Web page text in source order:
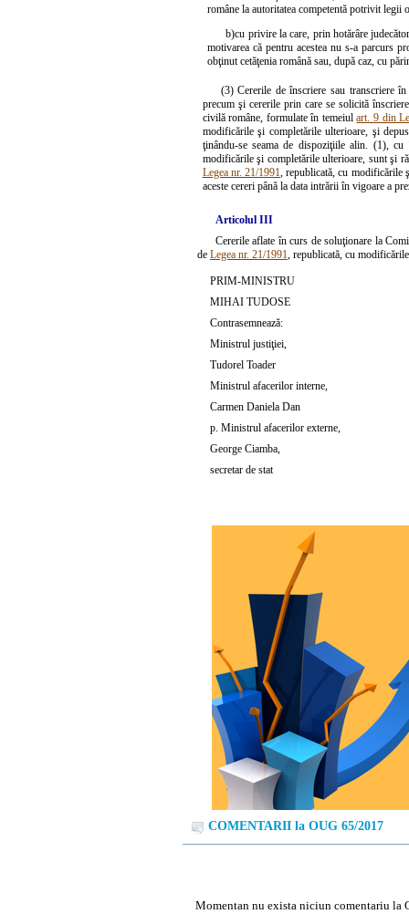
române la autoritatea competentă potrivit legii
b)cu privire la care, prin hotărâre
motivarea că pentru acestea nu s-a parcurs
obţinut cetăţenia română sau, după caz, cu
(3) Cererile de înscriere sau transcriere
precum şi cererile prin care se solicită
civilă române, formulate în temeiulart. 9 din
modificările şi completările ulterioare, şi
ţinându-se seama de dispoziţiile alin. (1),
modificările şi completările ulterioare, sunt şi
Legea nr. 21/1991, republicată, cu modificările
aceste cereri până la data intrării în vigoare a
Articolul III
Cererile aflate în curs de soluţionare la
de Legea nr. 21/1991, republicată, cu
PRIM-MINISTRU
MIHAI TUDOSE
Contrasemnează:
Ministrul justiţiei,
Tudorel Toader
Ministrul afacerilor interne,
Carmen Daniela Dan
p. Ministrul afacerilor externe,
George Ciamba,
secretar de stat
COMENTARII la OUG 65/2017
Momentan nu exista niciun comentariu la